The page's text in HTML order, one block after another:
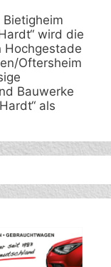
wird die
Hochgestade
Oftersheim
Bauwerke
als